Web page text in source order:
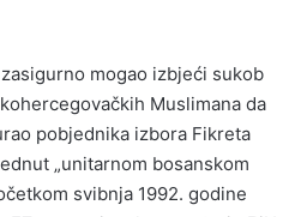
mogao izbjeći sukob
Muslimana da
pobjednika izbora Fikreta
„unitarnom bosanskom
svibnja 1992. godine